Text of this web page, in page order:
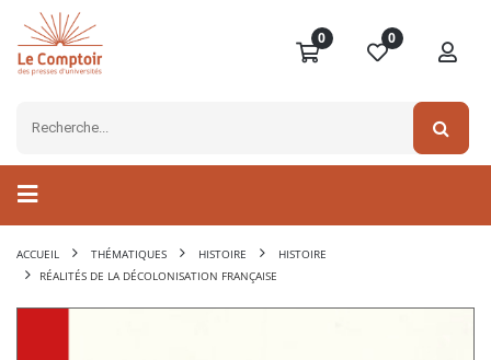
0 0
ACCUEIL THÉMATIQUES HISTOIRE
HISTOIRE
RÉALITÉS DE LA DÉCOLONISATION FRANÇAISE